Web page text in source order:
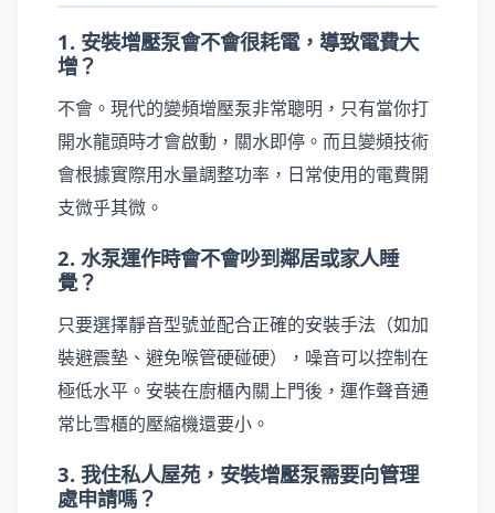
1. 安裝增壓泵會不會很耗電，導致電費大
增？
不會。現代的變頻增壓泵非常聰明，只有當你打
開水龍頭時才會啟動，關水即停。而且變頻技術
會根據實際用水量調整功率，日常使用的電費開
支微乎其微。
2. 水泵運作時會不會吵到鄰居或家人睡
覺？
只要選擇靜音型號並配合正確的安裝手法（如加
裝避震墊、避免喉管硬碰硬），噪音可以控制在
極低水平。安裝在廚櫃內關上門後，運作聲音通
常比雪櫃的壓縮機還要小。
3. 我住私人屋苑，安裝增壓泵需要向管理
處申請嗎？